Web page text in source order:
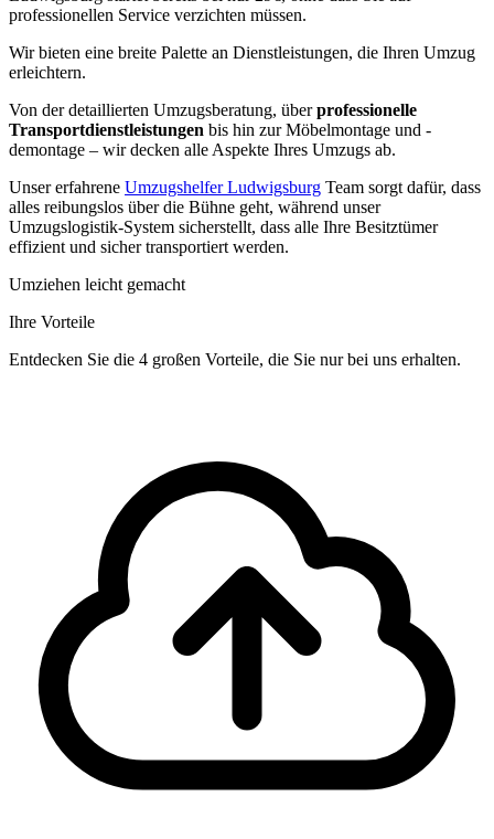
professionellen Service verzichten müssen.
Wir bieten eine breite Palette an Dienstleistungen, die Ihren Umzug
erleichtern.
Von der detaillierten Umzugsberatung, überprofessionelle
Transportdienstleistungen bis hin zur Möbelmontage und -
demontage – wir decken alle Aspekte Ihres Umzugs ab.
Unser erfahrene Umzugshelfer Ludwigsburg Team sorgt dafür, dass
alles reibungslos über die Bühne geht, während unser
Umzugslogistik-System sicherstellt, dass alle Ihre Besitztümer
effizient und sicher transportiert werden.
Umziehen leicht gemacht
Ihre Vorteile
Entdecken Sie die 4 großen Vorteile, die Sie nur bei uns erhalten.